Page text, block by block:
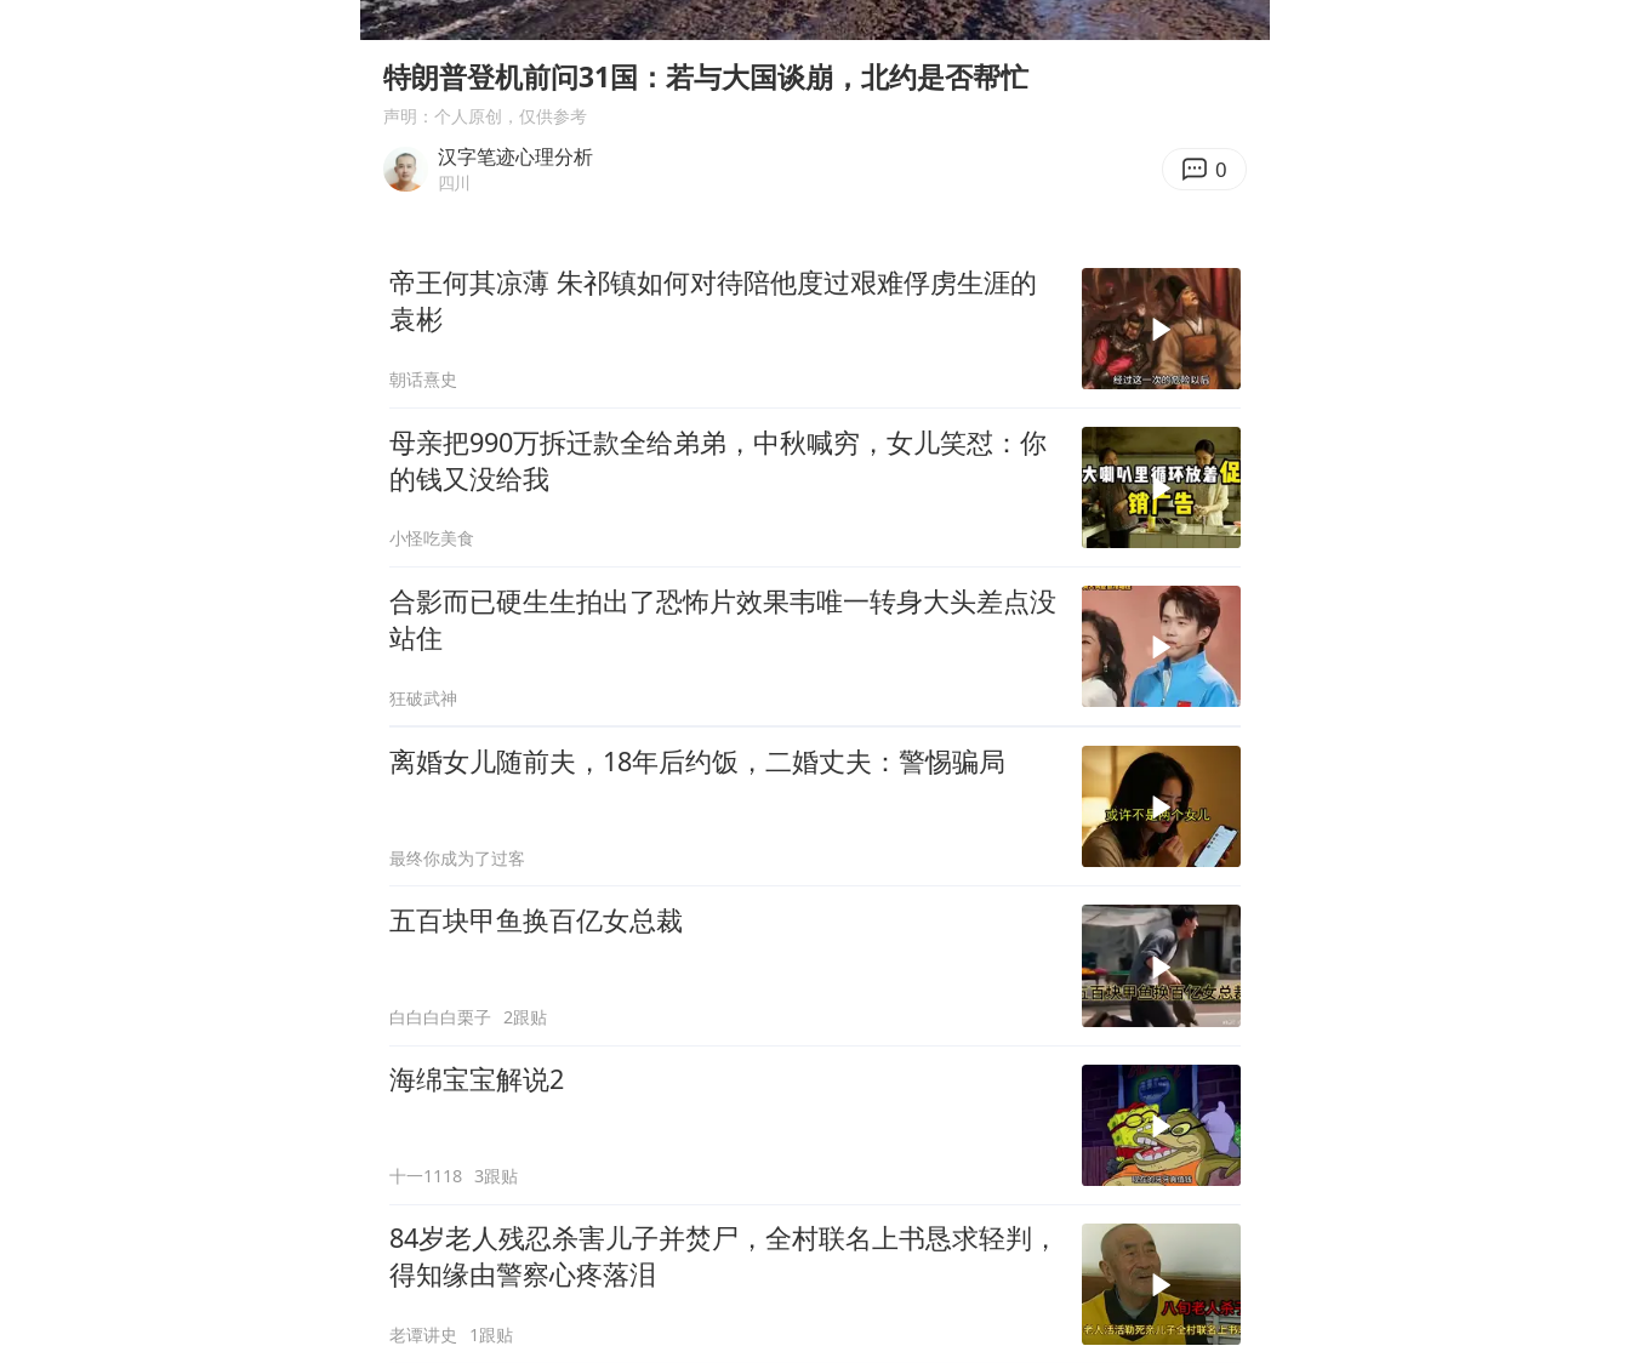
郑国霖回应去景区上班被保安拦下
曝韩足协曾为外籍裁判安排性招待
深圳地面沉降致车辆损坏系谣言
奋进开新局 实干挑大梁
Play
00:00 05:36
Enter
特朗普登机前问31国：若与大国谈崩，北约是否帮忙
声明：个人原创，仅供参考
汉字笔迹心理分析
四川 0
帝王何其凉薄 朱祁镇如何对待陪他度过艰难俘虏生涯的
袁彬
朝话熹史
母亲把990万拆迁款全给弟弟，中秋喊穷，女儿笑怼：你
的钱又没给我
小怪吃美食
合影而已硬生生拍出了恐怖片效果韦唯一转身大头差点没
站住
狂破武神
离婚女儿随前夫，18年后约饭，二婚丈夫：警惕骗局
最终你成为了过客
五百块甲鱼换百亿女总裁
白白白白栗子 2跟贴
海绵宝宝解说2
十一1118 3跟贴
84岁老人残忍杀害儿子并焚尸，全村联名上书恳求轻判，
得知缘由警察心疼落泪
老谭讲史 1跟贴